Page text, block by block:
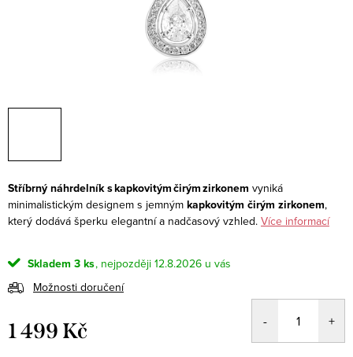
Stříbrný náhrdelník s kapkovitým čirým zirkonem vyniká
minimalistickým designem s jemným kapkovitým čirým zirkonem,
který dodává šperku elegantní a nadčasový vzhled. Více informací
Skladem 3 ks
12.8.2026
Možnosti doručení
1 499 Kč